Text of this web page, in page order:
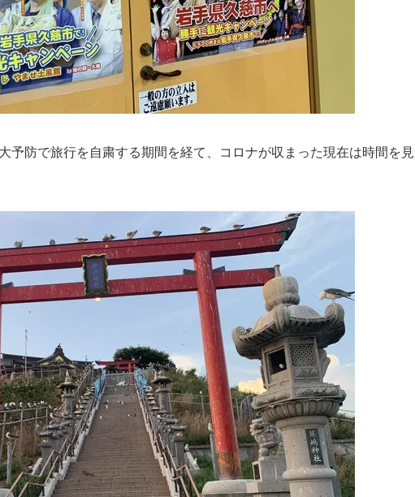
予防で旅行を自粛する期間を経て、コロナが収まった現在は時間を